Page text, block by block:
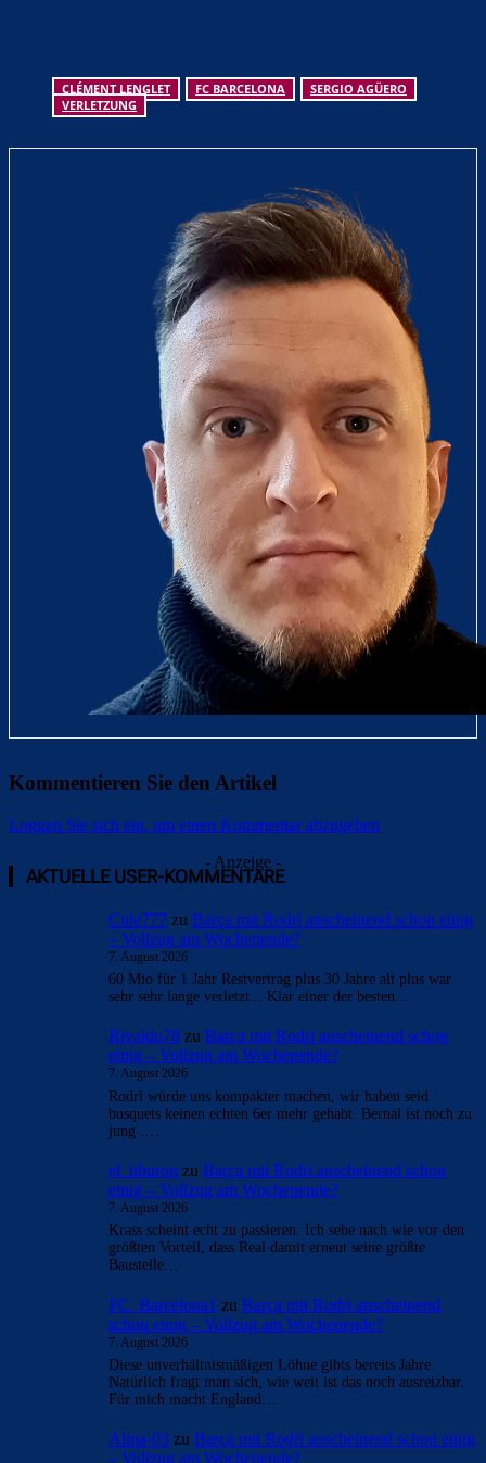
CLÉMENT LENGLET FC BARCELONA
SERGIO AGÜERO
VERLETZUNG
Kommentieren Sie den Artikel
Loggen Sie sich ein, um einen Kommentar abzugeben
Cule777zuBarça mit Rodri anscheinend schon einig
– Vollzug am Wochenende?
7. August 2026
60 Mio für 1 Jahr Restvertrag plus 30 Jahre alt plus war
sehr sehr lange verletzt... Klar einer der besten…
Rivaldo78zuBarça mit Rodri anscheinend schon